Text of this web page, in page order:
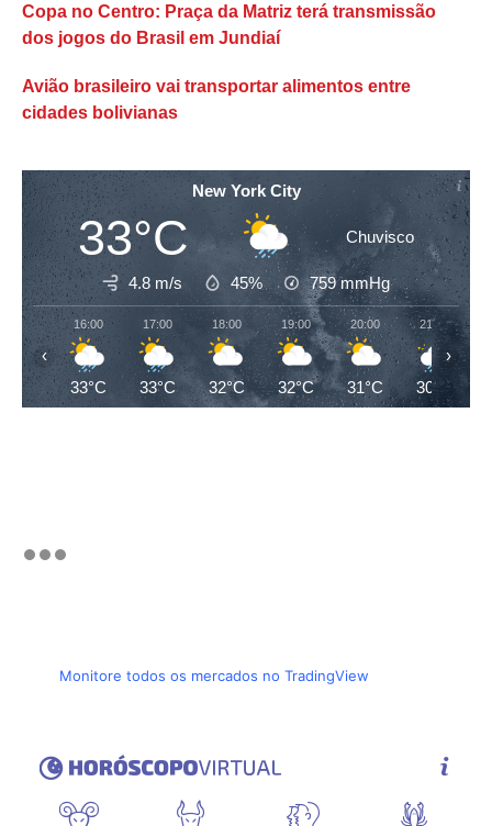
Copa no Centro: Praça da Matriz terá transmissão
dos jogos do Brasil em Jundiaí
Avião brasileiro vai transportar alimentos entre
cidades bolivianas
New York City
33°C Chuvisco
4.8 m/s 45% 759mmHg
16:00
33°C
17:00
33°C
18:00
32°C
19:00
32°C
20:00
31°C
21:00
30°C
‹ ›
Monitore todos os mercados no TradingView